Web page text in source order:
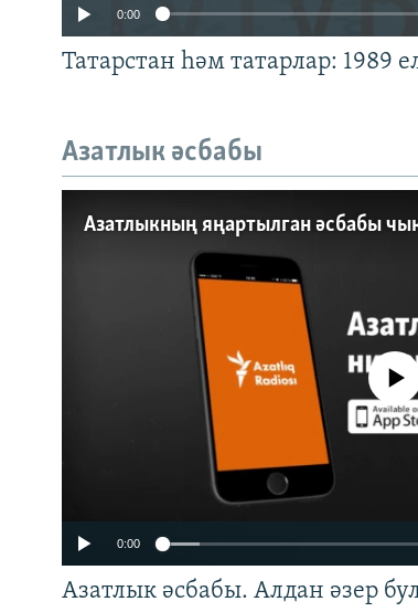
Auto 240p
0:00
Татарстан һәм татарлар: 1989
Азатлык әсбабы
Азатлыкның яңартылган әсбабы
No media source
0:00
Азатлык әсбабы. Алдан әзер